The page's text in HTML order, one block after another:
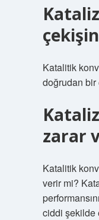
Katalitik
doğrudan bir
zarar
Katalitik
verir mi?
ciddi şekilde